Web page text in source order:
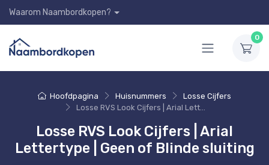
Waarom Naambordkopen?
0
Hoofdpagina Huisnummers
Losse Cijfers
Losse RVS Look Cijfers | Arial Lettertype | Geen of Blinde sluiting
Losse RVS Look Cijfers | Arial
Lettertype | Geen of Blinde sluiting